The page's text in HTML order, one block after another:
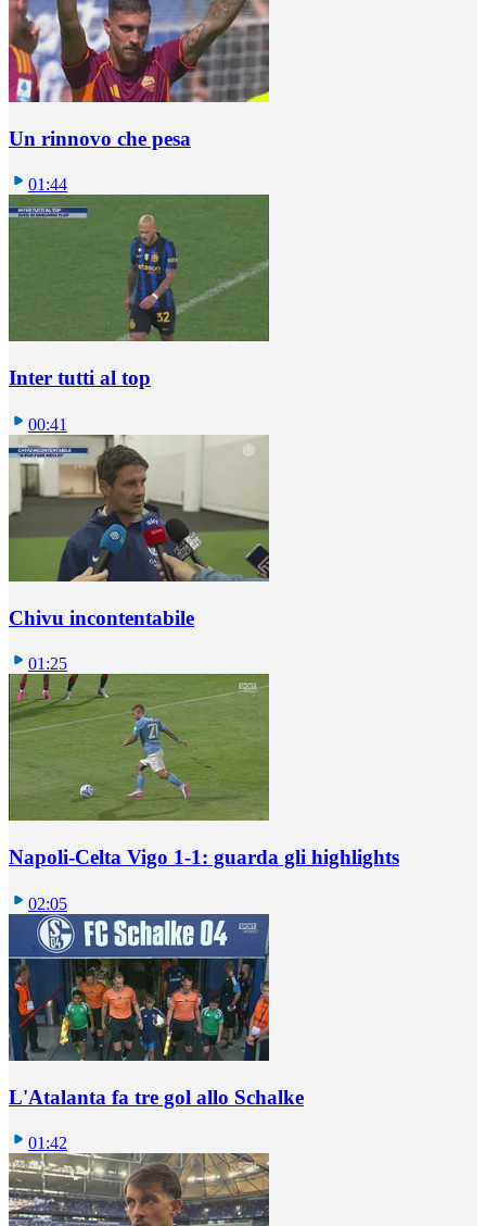
Un rinnovo che pesa
01:44
Inter tutti al top
00:41
Chivu incontentabile
01:25
Napoli-Celta Vigo 1-1: guarda gli highlights
02:05
L'Atalanta fa tre gol allo Schalke
01:42